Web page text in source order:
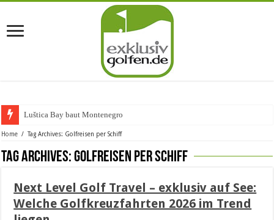
Luštica Bay baut Montenegros ers
Home / Tag Archives: Golfreisen per Schiff
Tag Archives:Golfreisen per Schiff
Next Level Golf Travel – exklusiv auf See:
Welche Golfkreuzfahrten 2026 im Trend